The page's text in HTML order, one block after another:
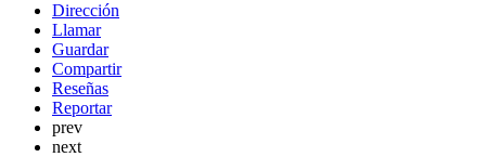
Dirección
Llamar
Guardar
Compartir
Reseñas
Reportar
prev
next